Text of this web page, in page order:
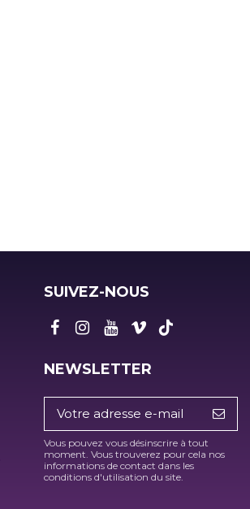
SUIVEZ-NOUS
NEWSLETTER
Vous pouvez vous désinscrire à tout
moment. Vous trouverez pour cela nos
informations de contact dans les
conditions d'utilisation du site.